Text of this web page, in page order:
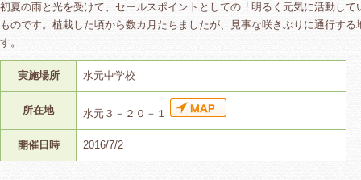
初夏の雨と光を受けて、セールスポイントとしての「明るく元気に活動し
ものです。植栽した頃から数カ月たちましたが、見事な咲きぶりに通行す
す。
実施場所 水元中学校
所在地 水元３－２０－１
開催日時 2016/7/2